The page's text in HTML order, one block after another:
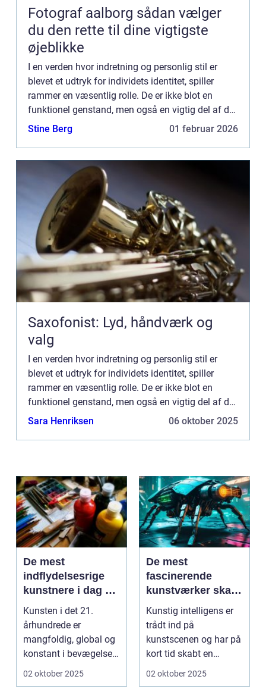
Fotograf aalborg sådan vælger
du den rette til dine vigtigste
øjeblikke
I en verden hvor indretning og personlig stil er
blevet et udtryk for individets identitet, spiller
rammer en væsentlig rolle. De er ikke blot en
funktionel genstand, men også en vigtig del af det
æstetiske i ethvert rum. Rammer er med til at
Stine Berg 01 februar 2026
Saxofonist: Lyd, håndværk og
valg
I en verden hvor indretning og personlig stil er
blevet et udtryk for individets identitet, spiller
rammer en væsentlig rolle. De er ikke blot en
funktionel genstand, men også en vigtig del af det
æstetiske i ethvert rum. Rammer er med til at
Sara Henriksen 06 oktober 2025
De mest
indflydelsesrige
kunstnere i dag og
deres bidrag
Kunsten i det 21.
århundrede er
mangfoldig, global og
konstant i bevægelse.
Hvor fortide...
02 oktober 2025
De mest
fascinerende
kunstværker skabt
med kunstig
intelligens
Kunstig intelligens er
trådt ind på
kunstscenen og har på
kort tid skabt en
b&osla...
02 oktober 2025